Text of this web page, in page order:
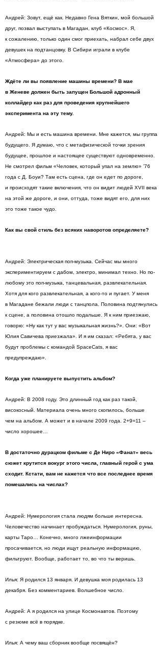
Андрей: Зовут, ещё как. Недавно Гена Вяткин, мой большой
друг, позвал выступать в Магадан, клуб «Космос». Я,
к сожалению, только один смог приехать, набрал себе двух
девушек на подтанцовку. В Сибири играли в клубе
«Атмосфера» до этого.
Ждёте ли вы появление машины времени? В мае
в Женеве должен быть запущен Большой адронный
коллайдер как раз для проведения крупнейшего
эксперимента на эту тему.
Андрей: Мы и есть машина времени. Мне кажется, мы группа
будущего. Я думаю, что с метафизической точки зрения
будущее, прошлое и настоящее существуют одновременно.
Не смотрел фильм «Человек, который упал на землю» ’76
года с Д. Боуи? Там есть сцена, где он едет по дороге,
и происходят такие включения, что он видит людей XVII века
на этой же дороге, и они, оттуда, тоже видят его, для них
это тоже такое чудо.
Как вы свой стиль без всяких наворотов определяете?
Андрей: Электрическая поп-музыка. Сейчас мы много
экспериментируем с дабом, электро, минимал техно. Но по-
любому это поп-музыка, танцевальная, развлекательная.
Хотя для кого развлекательная, а кого-то и пугает. У меня
в Магадане бежали люди с танцпола. Половина подтянулись
к сцене, а половина отошло подальше. Я к ним приезжаю,
говорю: «Ну как тут у вас музыкальная жизнь?». Они: «Вот
Юлия Савичева приезжала». И я им сказал: «Ребята, у вас
будут проблемы с командой SpaceCats, я вас
предупреждаю».
Когда уже планируете выпустить альбом?
Андрей: В 2008 году. Это длинный год как раз такой,
високосный. Материала очень много скопилось, больше
чем на альбом. А может и в начале 2009 года. 2+9=11 –
число хорошее…
В достаточно дурацком фильме с Де Ниро «Фанат» весь
сюжет крутится вокург этого числа, главный герой с ума
сходит. Кстати, вам не кажется что все последнее время
помешались на числах?
Андрей: Нумерология стала людям больше интересна.
Человечество начинает пробуждаться. Нумерология, руны,
карты Таро… Конечно, много лжеинформации
просачивается, но люди ищут реальную информацию,
фильтруют. Вообще, работает то, во что ты веришь.
Илья: Я родился 13 января. И девушка моя родилась 13
декабря. Без комментариев. Волшебное число.
Андрей: А я родился на улице Космонавтов. Поэтому
с резюме всё в порядке.
Илья: А чему ваш сборник вообще посвящён?